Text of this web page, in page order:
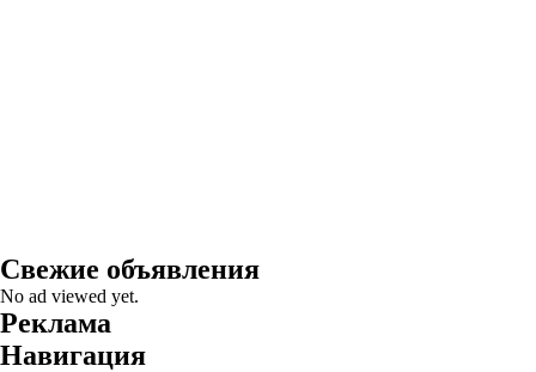
Свежие объявления
No ad viewed yet.
Реклама
Навигация